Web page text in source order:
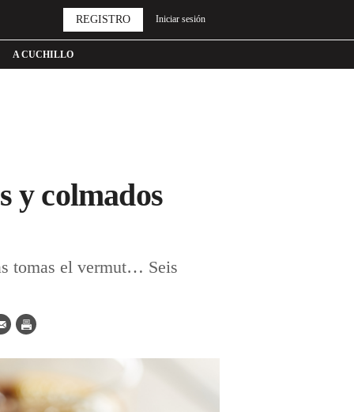
A CUCHILLO
REGISTRO Iniciar sesión
y colmados
tomas el vermut… Seis